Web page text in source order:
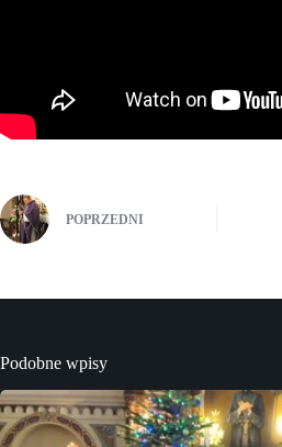
POPRZEDNI
Podobne wpisy